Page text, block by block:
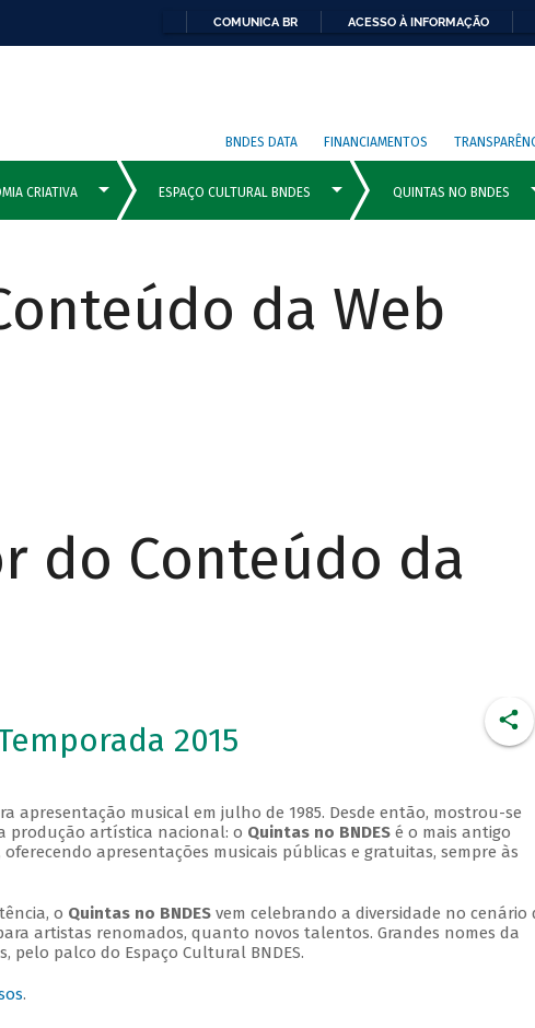
COMUNICA BR ACESSO À INFORMAÇÃO
BNDES DATA FINANCIAMENTOS
da Web
do Conteúdo da
2015
apresentação musical em julho de 1985. Desde então, mostrou-se
produção artística nacional: o Quintas no BNDESé o mais antigo
apresentações musicais públicas e gratuitas, sempre às
o Quintas no BNDESvem celebrando a diversidade no cenário
artistas renomados, quanto novos talentos. Grandes nomes da
pelo palco do Espaço Cultural BNDES.
.